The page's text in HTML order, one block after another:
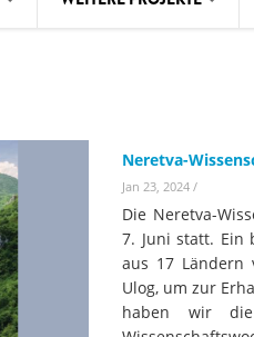
BALKANRIVERS
Una Science
WEG DAMMIT
#PROTECTWATER
Neretva-
Jan 23, 2024 /
Die Neretva-
7. Juni statt. Ein
aus 17 Ländern
Ulog, um zur
haben wir die